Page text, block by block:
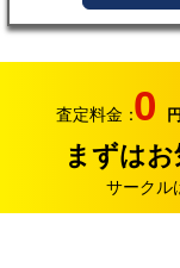
査定料金：0 円
まずは
サークル